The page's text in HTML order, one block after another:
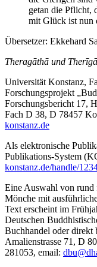
getan die Pflicht,
mit Glück ist nun
Übersetzer: Ekkehard
Theragāthā und
Universität Konstanz,
Forschungsprojekt
Forschungsbericht 17,
Fach D 38, D 78457
konstanz.de
Als elektronische
Publikations-System
konstanz.de/handle/
Eine Auswahl von rund
Mönche mit
Text erscheint im
Deutschen
Buchhandel oder direkt
Amalienstrasse 71, D
281053, email: